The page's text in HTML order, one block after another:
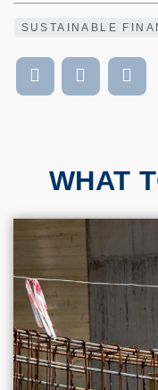
SUSTAINABLE
WHAT